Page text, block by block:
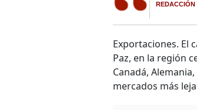
Exportaciones. El
Paz, en la región
Canadá,
mercados más